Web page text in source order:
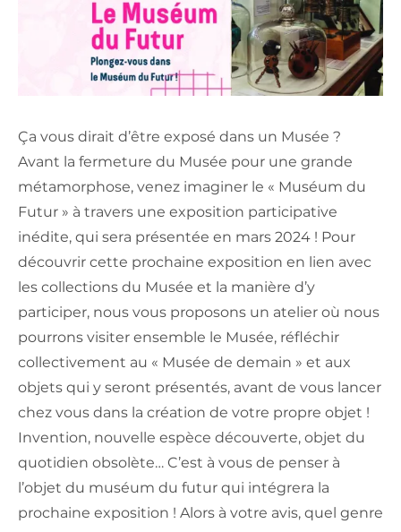
Ça vous dirait d’être exposé dans un Musée ?
Avant la fermeture du Musée pour une grande
métamorphose, venez imaginer le « Muséum du
Futur » à travers une exposition participative
inédite, qui sera présentée en mars 2024 ! Pour
découvrir cette prochaine exposition en lien avec
les collections du Musée et la manière d’y
participer, nous vous proposons un atelier où nous
pourrons visiter ensemble le Musée, réfléchir
collectivement au « Musée de demain » et aux
objets qui y seront présentés, avant de vous lancer
chez vous dans la création de votre propre objet !
Invention, nouvelle espèce découverte, objet du
quotidien obsolète… C’est à vous de penser à
l’objet du muséum du futur qui intégrera la
prochaine exposition ! Alors à votre avis, quel genre